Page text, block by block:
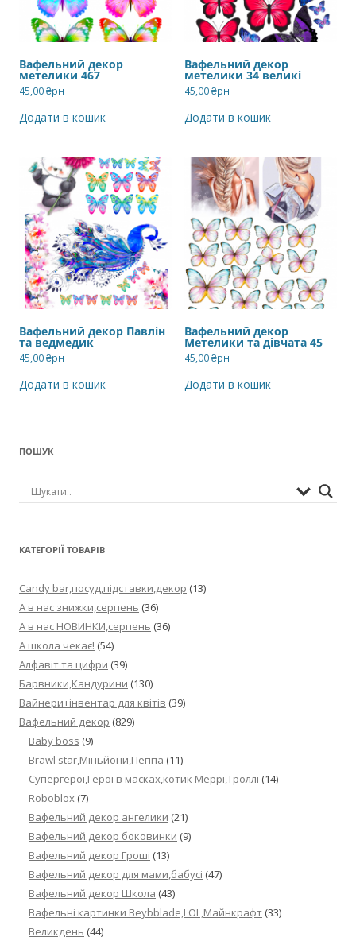
Вафельний декор
метелики 467
45,00₴рн
Додати в кошик
Вафельний декор
метелики 34 великі
45,00₴рн
Додати в кошик
Вафельний декор Павлін
та ведмедик
45,00₴рн
Додати в кошик
Вафельний декор
Метелики та дівчата 45
45,00₴рн
Додати в кошик
ПОШУК
КАТЕГОРІЇ ТОВАРІВ
Candy bar,посуд,підставки,декор (13)
А в нас знижки,серпень (36)
А в нас НОВИНКИ,серпень (36)
А школа чекає! (54)
Алфавіт та цифри (39)
Барвники,Кандурини (130)
Вайнери+інвентар для квітів (39)
Вафельний декор (829)
Baby boss (9)
Brawl star,Міньйони,Пеппа (11)
Cупергерої,Герої в масках,котик Меррі,Троллі (14)
Roboblox (7)
Вафельний декор ангелики (21)
Вафельний декор боковинки (9)
Вафельний декор Гроші (13)
Вафельний декор для мами,бабусі (47)
Вафельний декор Школа (43)
Вафельні картинки Beybblade,LOL,Майнкрафт (33)
Великдень (44)